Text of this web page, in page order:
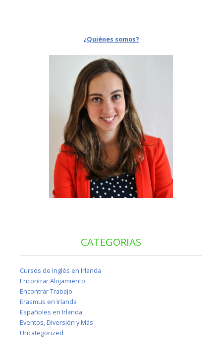
¿Quiénes somos?
CATEGORIAS
Cursos de Inglés en Irlanda
Encontrar Alojamiento
Encontrar Trabajo
Erasmus en Irlanda
Españoles en Irlanda
Eventos, Diversión y Más
Uncategorized